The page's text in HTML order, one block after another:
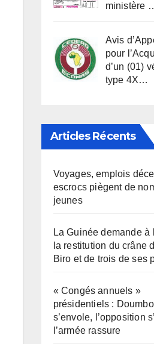
ministère
Avis
pour
d’un (01)
type 4X…
Articles Récents
Voyages, emplois
escrocs piègent de
jeunes
La Guinée demande à
la restitution du crâne
Biro et de trois de ses
« Congés annuels »
présidentiels :
s’envole, l’opposition
l’armée rassure